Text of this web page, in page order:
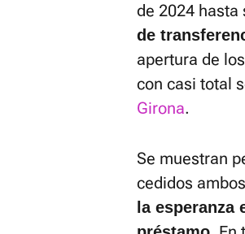
de 2024 hasta
de
apertura de
con casi total
Girona.
Se muestran
cedidos
la esperanza